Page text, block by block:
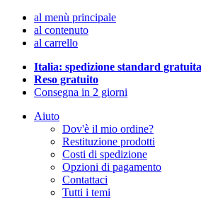
al menù principale
al contenuto
al carrello
Italia: spedizione standard gratuita
Reso gratuito
Consegna in 2 giorni
Aiuto
Dov'è il mio ordine?
Restituzione prodotti
Costi di spedizione
Opzioni di pagamento
Contattaci
Tutti i temi